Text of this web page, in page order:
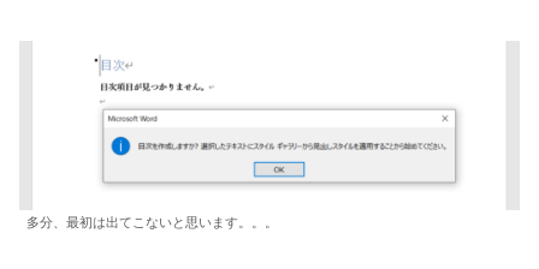
多分、最初は出てこないと思います。。。